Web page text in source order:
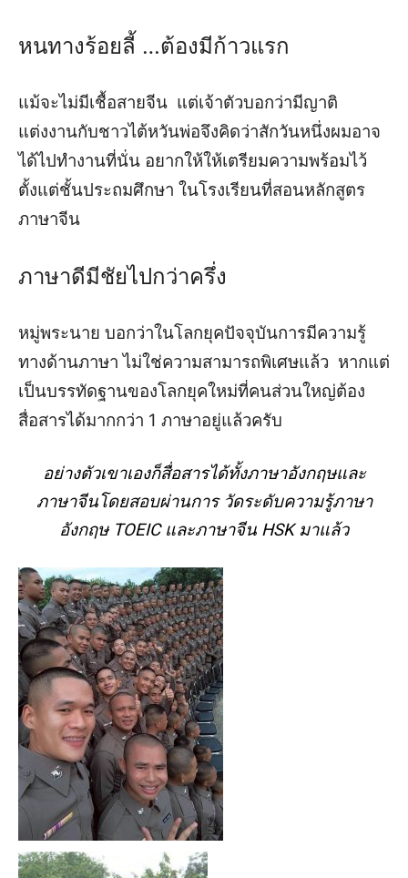
หนทางร้อยลี้ …ต้องมีก้าวแรก
แม้จะไม่มีเชื้อสายจีน แต่เจ้าตัวบอกว่ามีญาติ
แต่งงานกับชาวไต้หวันพ่อจึงคิดว่าสักวันหนึ่งผมอาจ
ได้ไปทำงานที่นั่น อยากให้ให้เตรียมความพร้อมไว้
ตั้งแต่ชั้นประถมศึกษา ในโรงเรียนที่สอนหลักสูตร
ภาษาจีน
ภาษาดีมีชัยไปกว่าครึ่ง
หมู่พระนาย บอกว่าในโลกยุคปัจจุบันการมีความรู้
ทางด้านภาษา ไม่ใช่ความสามารถพิเศษแล้ว หากแต่
เป็นบรรทัดฐานของโลกยุคใหม่ที่คนส่วนใหญ่ต้อง
สื่อสารได้มากกว่า 1 ภาษาอยู่แล้วครับ
อย่างตัวเขาเองก็สื่อสารได้ทั้งภาษาอังกฤษและ
ภาษาจีนโดยสอบผ่านการวัดระดับความรู้ภาษา
อังกฤษ TOEIC และภาษาจีน HSKมาแล้ว